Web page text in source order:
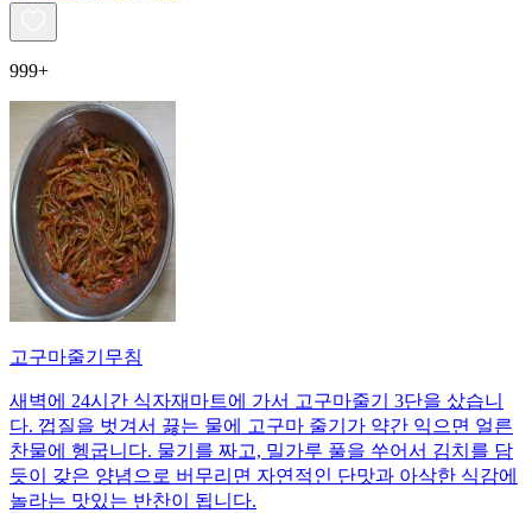
999+
고구마줄기무침
새벽에 24시간 식자재마트에 가서 고구마줄기 3단을 샀습니
다. 껍질을 벗겨서 끓는 물에 고구마 줄기가 약간 익으면 얼른
찬물에 헹굽니다. 물기를 짜고, 밀가루 풀을 쑤어서 김치를 담
듯이 갖은 양념으로 버무리면 자연적인 단맛과 아삭한 식감에
놀라는 맛있는 반찬이 됩니다.